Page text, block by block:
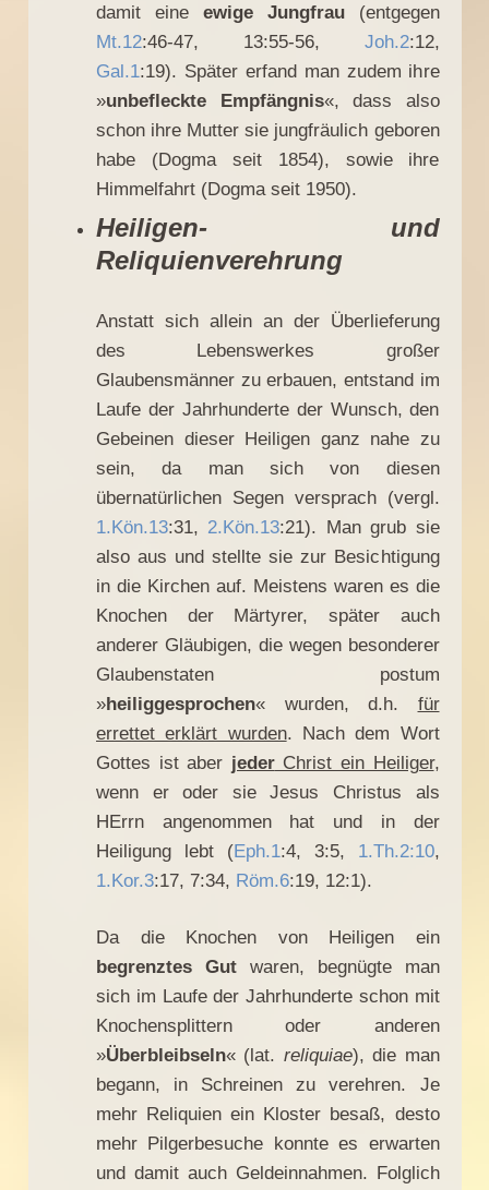
damit eine ewige Jungfrau (entgegen
Mt.12:46-47, 13:55-56, Joh.2:12,
Gal.1:19). Später erfand man zudem ihre
»unbefleckte Empfängnis«, dass also
schon ihre Mutter sie jungfräulich geboren
habe (Dogma seit 1854), sowie ihre
Himmelfahrt (Dogma seit 1950).
Heiligen- und
Reliquienverehrung
Anstatt sich allein an der Überlieferung
des Lebenswerkes großer
Glaubensmänner zu erbauen, entstand im
Laufe der Jahrhunderte der Wunsch, den
Gebeinen dieser Heiligen ganz nahe zu
sein, da man sich von diesen
übernatürlichen Segen versprach (vergl.
1.Kön.13:31, 2.Kön.13:21). Man grub sie
also aus und stellte sie zur Besichtigung
in die Kirchen auf. Meistens waren es die
Knochen der Märtyrer, später auch
anderer Gläubigen, die wegen besonderer
Glaubenstaten postum
»heiliggesprochen« wurden, d.h. für
errettet erklärt wurden. Nach dem Wort
Gottes ist aber jederChrist ein Heiliger,
wenn er oder sie Jesus Christus als
HErrn angenommen hat und in der
Heiligung lebt (Eph.1:4, 3:5, 1.Th.2:10,
1.Kor.3:17, 7:34, Röm.6:19, 12:1).
Da die Knochen von Heiligen ein
begrenztes Gutwaren, begnügte man
sich im Laufe der Jahrhunderte schon mit
Knochensplittern oder anderen
»Überbleibseln« (lat. reliquiae), die man
begann, in Schreinen zu verehren. Je
mehr Reliquien ein Kloster besaß, desto
mehr Pilgerbesuche konnte es erwarten
und damit auch Geldeinnahmen. Folglich